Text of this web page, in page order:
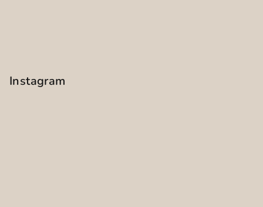
Instagram